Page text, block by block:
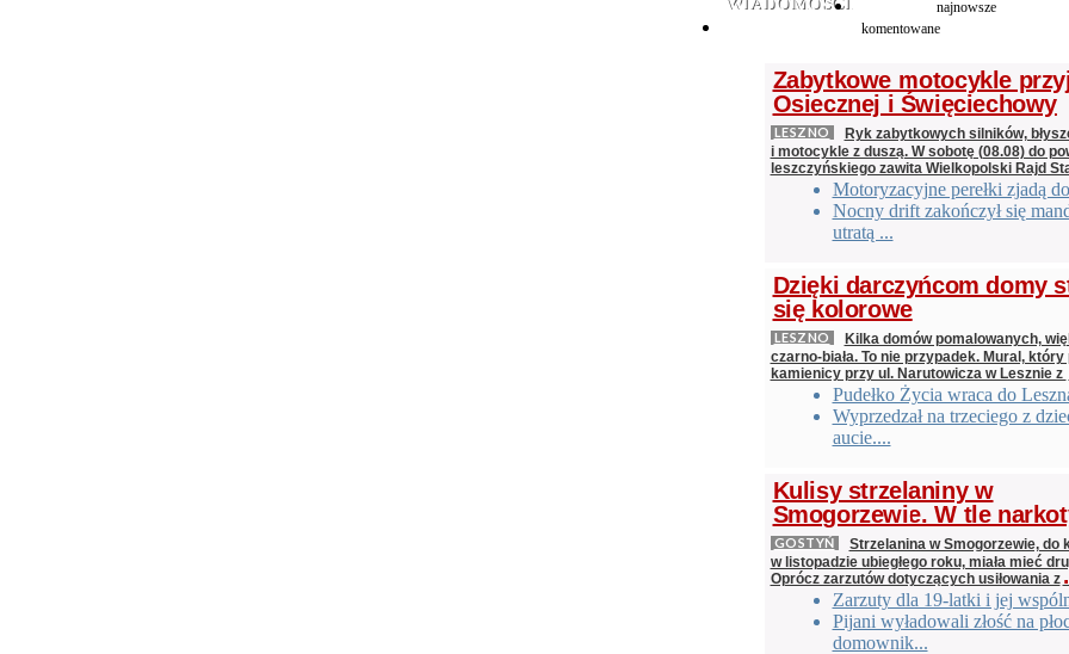
WIADOMOŚCI
najnowsze
komentowane
Zabytkowe motocykle
Osiecznej i Święciechowy
LESZNO
Ryk zabytkowych silników,
i motocykle z duszą. W sobotę (08.08) do
leszczyńskiego zawita Wielkopolski Rajd
Motoryzacyjne perełki zjadą
Nocny drift zakończył się
utratą ...
Dzięki darczyńcom domy
się kolorowe
LESZNO
Kilka domów pomalowanych,
czarno-biała. To nie przypadek. Mural, który
kamienicy przy ul. Narutowicza w Lesznie z
Pudełko Życia wraca do
Wyprzedzał na trzeciego z
aucie....
Kulisy strzelaniny w
Smogorzewie. W tle
GOSTYŃ
Strzelanina w Smogorzewie, do
w listopadzie ubiegłego roku, miała mieć
Oprócz zarzutów dotyczących usiłowania z
Zarzuty dla 19-latki i jej
Pijani wyładowali złość na
domownik...